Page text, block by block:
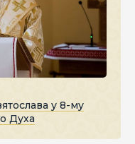
у 8-му
Духа